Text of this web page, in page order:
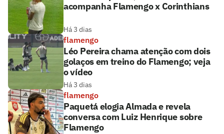
acompanha Flamengo x Corinthians
Há 3 dias
flamengo
Léo Pereira chama atenção com dois
golaços em treino do Flamengo; veja
o vídeo
Há 3 dias
flamengo
Paquetá elogia Almada e revela
conversa com Luiz Henrique sobre
Flamengo